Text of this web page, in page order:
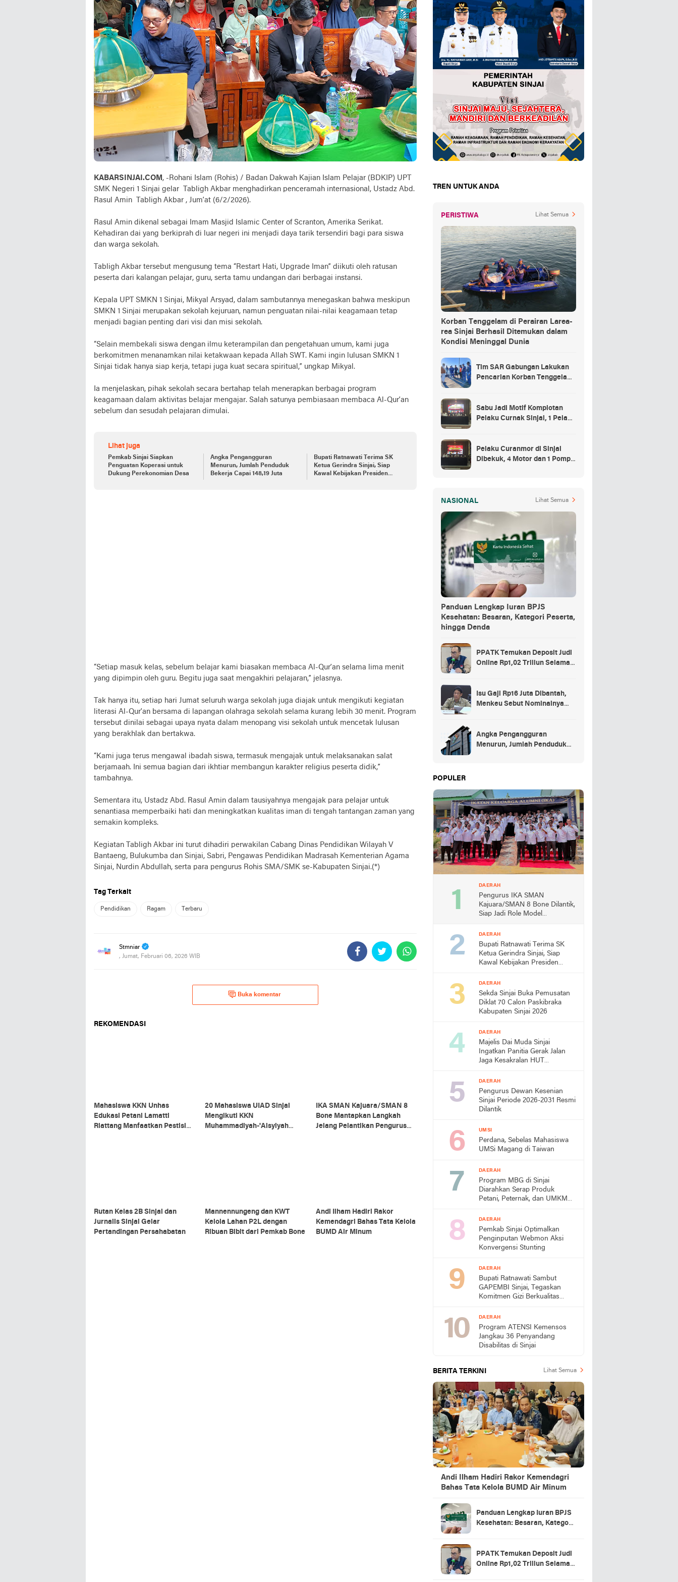
KABARSINJAI.COM, -Rohani Islam (Rohis) / Badan Dakwah Kajian Islam Pelajar (BDKIP) UPT
SMK Negeri 1 Sinjai gelar Tabligh Akbar menghadirkan penceramah internasional, Ustadz Abd.
Rasul Amin Tabligh Akbar , Jum’at (6/2/2026).
Rasul Amin dikenal sebagai Imam Masjid Islamic Center of Scranton, Amerika Serikat.
Kehadiran dai yang berkiprah di luar negeri ini menjadi daya tarik tersendiri bagi para siswa
dan warga sekolah.
Tabligh Akbar tersebut mengusung tema “Restart Hati, Upgrade Iman” diikuti oleh ratusan
peserta dari kalangan pelajar, guru, serta tamu undangan dari berbagai instansi.
Kepala UPT SMKN 1 Sinjai, Mikyal Arsyad, dalam sambutannya menegaskan bahwa meskipun
SMKN 1 Sinjai merupakan sekolah kejuruan, namun penguatan nilai-nilai keagamaan tetap
menjadi bagian penting dari visi dan misi sekolah.
“Selain membekali siswa dengan ilmu keterampilan dan pengetahuan umum, kami juga
berkomitmen menanamkan nilai ketakwaan kepada Allah SWT. Kami ingin lulusan SMKN 1
Sinjai tidak hanya siap kerja, tetapi juga kuat secara spiritual,” ungkap Mikyal.
Ia menjelaskan, pihak sekolah secara bertahap telah menerapkan berbagai program
keagamaan dalam aktivitas belajar mengajar. Salah satunya pembiasaan membaca Al-Qur’an
sebelum dan sesudah pelajaran dimulai.
Lihat juga
Pemkab Sinjai Siapkan
Penguatan Koperasi untuk
Dukung Perekonomian Desa
Angka Pengangguran
Menurun, Jumlah Penduduk
Bekerja Capai 148,19 Juta
Bupati Ratnawati Terima SK
Ketua Gerindra Sinjai, Siap
Kawal Kebijakan Presiden
“Setiap masuk kelas, sebelum belajar kami biasakan membaca Al-Qur’an selama lima menit
yang dipimpin oleh guru. Begitu juga saat mengakhiri pelajaran,” jelasnya.
Tak hanya itu, setiap hari Jumat seluruh warga sekolah juga diajak untuk mengikuti kegiatan
literasi Al-Qur’an bersama di lapangan olahraga sekolah selama kurang lebih 30 menit. Program
tersebut dinilai sebagai upaya nyata dalam menopang visi sekolah untuk mencetak lulusan
yang berakhlak dan bertakwa.
“Kami juga terus mengawal ibadah siswa, termasuk mengajak untuk melaksanakan salat
berjamaah. Ini semua bagian dari ikhtiar membangun karakter religius peserta didik,”
tambahnya.
Sementara itu, Ustadz Abd. Rasul Amin dalam tausiyahnya mengajak para pelajar untuk
senantiasa memperbaiki hati dan meningkatkan kualitas iman di tengah tantangan zaman yang
semakin kompleks.
Kegiatan Tabligh Akbar ini turut dihadiri perwakilan Cabang Dinas Pendidikan Wilayah V
Bantaeng, Bulukumba dan Sinjai, Sabri, Pengawas Pendidikan Madrasah Kementerian Agama
Sinjai, Nurdin Abdullah, serta para pengurus Rohis SMA/SMK se-Kabupaten Sinjai.(*)
Tag Terkait
Pendidikan Ragam Terbaru
Stmniar
, Jumat, Februari 06, 2026 WIB
Buka komentar
REKOMENDASI
Mahasiswa KKN Unhas
Edukasi Petani Lamatti
Riattang Manfaatkan Pestisida
20 Mahasiswa UIAD Sinjai
Mengikuti KKN
Muhammadiyah-'Aisyiyah
IKA SMAN Kajuara/SMAN 8
Bone Mantapkan Langkah
Jelang Pelantikan Pengurus
Rutan Kelas 2B Sinjai dan
Jurnalis Sinjai Gelar
Pertandingan Persahabatan
Mannennungeng dan KWT
Kelola Lahan P2L dengan
Ribuan Bibit dari Pemkab Bone
Andi Ilham Hadiri Rakor
Kemendagri Bahas Tata Kelola
BUMD Air Minum
TREN UNTUK ANDA
PERISTIWA Lihat Semua
Korban Tenggelam di Perairan Larea-
rea Sinjai Berhasil Ditemukan dalam
Kondisi Meninggal Dunia
Tim SAR Gabungan Lakukan
Pencarian Korban Tenggelam
Sabu Jadi Motif Komplotan
Pelaku Curnak Sinjai, 1 Pelaku
Pelaku Curanmor di Sinjai
Dibekuk, 4 Motor dan 1 Pompa
NASIONAL Lihat Semua
Panduan Lengkap Iuran BPJS
Kesehatan: Besaran, Kategori Peserta,
hingga Denda
PPATK Temukan Deposit Judi
Online Rp1,02 Triliun Selama
Isu Gaji Rp16 Juta Dibantah,
Menkeu Sebut Nominalnya
Angka Pengangguran
Menurun, Jumlah Penduduk
POPULER
DAERAH
Pengurus IKA SMAN
Kajuara/SMAN 8 Bone Dilantik,
Siap Jadi Role Model
DAERAH
Bupati Ratnawati Terima SK
Ketua Gerindra Sinjai, Siap
Kawal Kebijakan Presiden
DAERAH
Sekda Sinjai Buka Pemusatan
Diklat 70 Calon Paskibraka
Kabupaten Sinjai 2026
DAERAH
Majelis Dai Muda Sinjai
Ingatkan Panitia Gerak Jalan
Jaga Kesakralan HUT
DAERAH
Pengurus Dewan Kesenian
Sinjai Periode 2026-2031 Resmi
Dilantik
UMSI
Perdana, Sebelas Mahasiswa
UMSi Magang di Taiwan
DAERAH
Program MBG di Sinjai
Diarahkan Serap Produk
Petani, Peternak, dan UMKM
DAERAH
Pemkab Sinjai Optimalkan
Penginputan Webmon Aksi
Konvergensi Stunting
DAERAH
Bupati Ratnawati Sambut
GAPEMBI Sinjai, Tegaskan
Komitmen Gizi Berkualitas
DAERAH
Program ATENSI Kemensos
Jangkau 36 Penyandang
Disabilitas di Sinjai
BERITA TERKINI Lihat Semua
Andi Ilham Hadiri Rakor Kemendagri
Bahas Tata Kelola BUMD Air Minum
Panduan Lengkap Iuran BPJS
Kesehatan: Besaran, Kategori
PPATK Temukan Deposit Judi
Online Rp1,02 Triliun Selama